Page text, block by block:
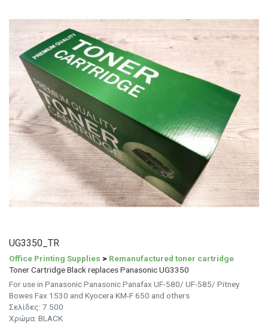
UG3350_TR
Office Printing Supplies > Remanufactured toner cartridge
Toner Cartridge Black replaces Panasonic UG3350
For use in Panasonic Panasonic Panafax UF-580/ UF-585/ Pitney
Bowes Fax 1530 and Kyocera KM-F 650 and others
Σελίδες: 7.500
Χρώμα: BLACK